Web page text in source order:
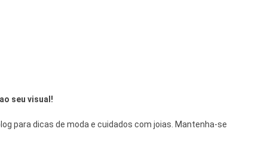
seu visual!
para dicas de moda e cuidados com joias. Mantenha-se